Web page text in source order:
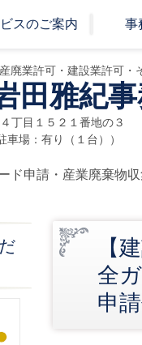
スのご案内 事
廃業許可・建設業許可・
田雅紀
丁目１５２１番地の３
場：有り（１台））
ド申請・産業廃棄物
【
全
申